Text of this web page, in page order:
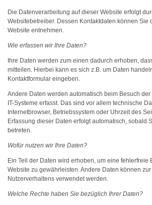
Die Datenverarbeitung auf dieser Website erfolgt
Websitebetreiber. Dessen Kontaktdaten können Sie
Website entnehmen.
Wie erfassen wir Ihre Daten?
Ihre Daten werden zum einen dadurch erhoben,
mitteilen. Hierbei kann es sich z.B. um Daten
Kontaktformular eingeben.
Andere Daten werden automatisch beim Besuch
IT-Systeme erfasst. Das sind vor allem technische
Internetbrowser, Betriebssystem oder Uhrzeit des
Erfassung dieser Daten erfolgt automatisch, sobald
betreten.
Wofür nutzen wir Ihre Daten?
Ein Teil der Daten wird erhoben, um eine fehlerfreie
Website zu gewährleisten. Andere Daten können
Nutzerverhaltens verwendet werden.
Welche Rechte haben Sie bezüglich Ihrer Daten?